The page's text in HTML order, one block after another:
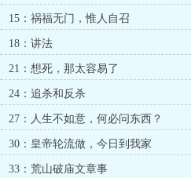
15：祸福无门，惟人自召
18：讲法
21：想死，那太容易了
24：追杀和反杀
27：人生不如意，何必问东西？
30：皇帝轮流做，今日到我家
33：荒山破庙文章事